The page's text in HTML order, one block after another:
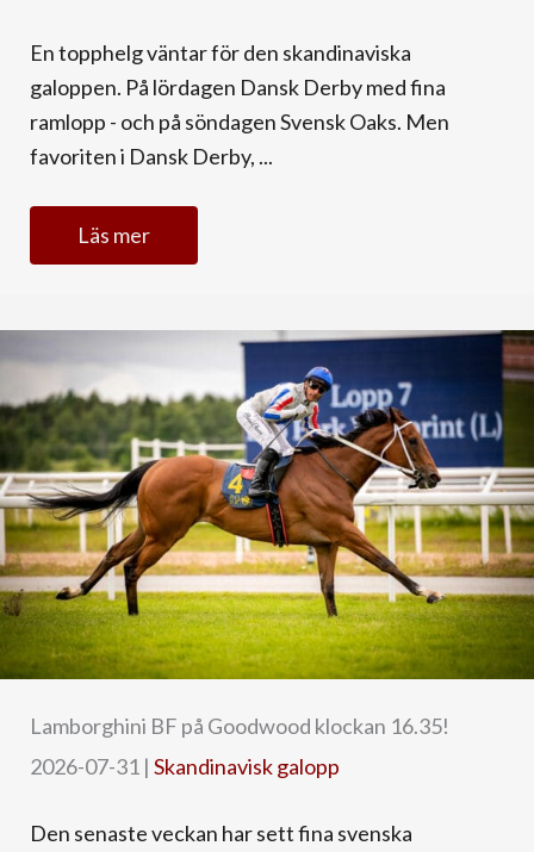
En topphelg väntar för den skandinaviska
galoppen. På lördagen Dansk Derby med fina
ramlopp - och på söndagen Svensk Oaks. Men
favoriten i Dansk Derby, ...
Läs mer
Lamborghini BF på Goodwood klockan 16.35!
2026-07-31 | Skandinavisk galopp
Den senaste veckan har sett fina svenska